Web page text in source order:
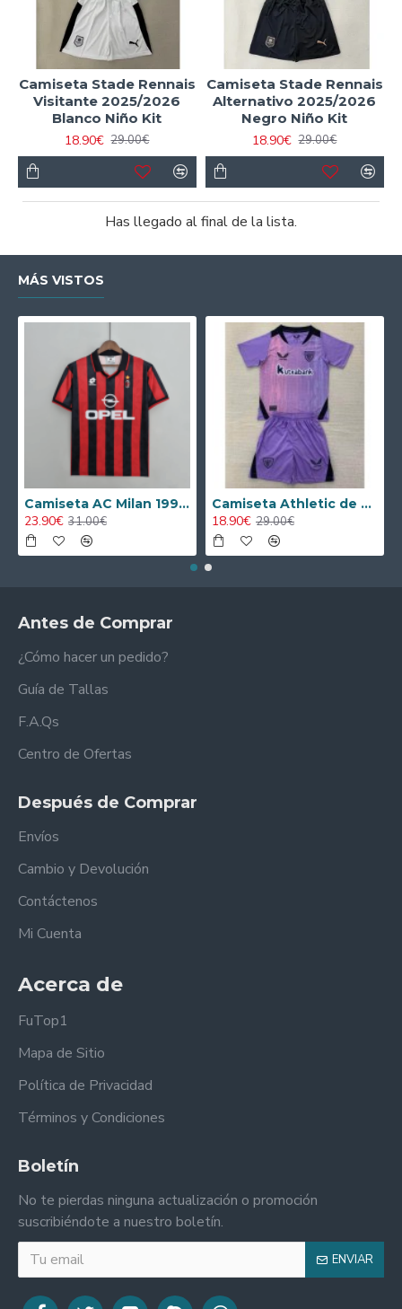
Camiseta Stade Rennais
Visitante 2025/2026
Blanco Niño Kit
18.90€ 29.00€
Camiseta Stade Rennais
Alternativo 2025/2026
Negro Niño Kit
18.90€ 29.00€
Has llegado al final de la lista.
MÁS VISTOS
Camiseta AC Milan 1995/1996 Local Retro
23.90€ 31.00€
Camiseta Athletic de Bilbao 2024/2025 Alternativo Niño Kit
18.90€ 29.00€
Antes de Comprar
¿Cómo hacer un pedido?
Guía de Tallas
F.A.Qs
Centro de Ofertas
Después de Comprar
Envíos
Cambio y Devolución
Contáctenos
Mi Cuenta
Acerca de
FuTop1
Mapa de Sitio
Política de Privacidad
Términos y Condiciones
Boletín
No te pierdas ninguna actualización o promoción
suscribiéndote a nuestro boletín.
ENVIAR